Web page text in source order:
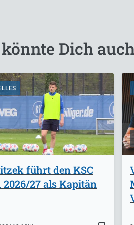
könnte Dich
führt den KSC
2026/27 als Kapitän